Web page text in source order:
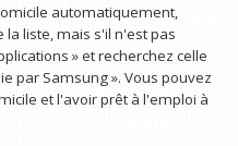
automatiquement,
liste, mais s'il n'est pas
» et recherchez celle
par Samsung ». Vous pouvez
et l'avoir prêt à l'emploi à